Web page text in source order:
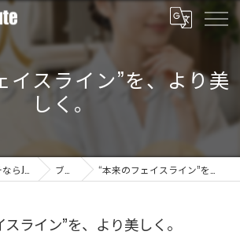
イスライン”を、より美
しく。
ブログ “本来のフェイスライン”を、より美しく。
ライン”を、より美しく。